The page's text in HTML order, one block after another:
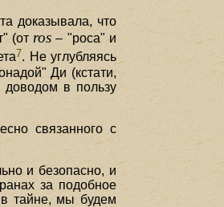
доказывала, что
(от ros – "роса" и
7. Не углубляясь
Ди (кстати,
доводом в пользу
связанного с
и безопасно, и
за подобное
в тайне, мы будем